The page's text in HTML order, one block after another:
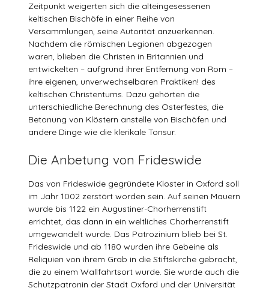
Zeitpunkt weigerten sich die alteingesessenen
keltischen Bischöfe in einer Reihe von
Versammlungen, seine Autorität anzuerkennen.
Nachdem die römischen Legionen abgezogen
waren, blieben die Christen in Britannien und
entwickelten – aufgrund ihrer Entfernung von Rom –
ihre eigenen, unverwechselbaren Praktiken! des
keltischen Christentums. Dazu gehörten die
unterschiedliche Berechnung des Osterfestes, die
Betonung von Klöstern anstelle von Bischöfen und
andere Dinge wie die klerikale Tonsur.
Die Anbetung von Frideswide
Das von Frideswide gegründete Kloster in Oxford soll
im Jahr 1002 zerstört worden sein. Auf seinen Mauern
wurde bis 1122 ein Augustiner-Chorherrenstift
errichtet, das dann in ein weltliches Chorherrenstift
umgewandelt wurde. Das Patrozinium blieb bei St.
Frideswide und ab 1180 wurden ihre Gebeine als
Reliquien von ihrem Grab in die Stiftskirche gebracht,
die zu einem Wallfahrtsort wurde. Sie wurde auch die
Schutzpatronin der Stadt Oxford und der Universität